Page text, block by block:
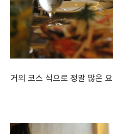
거의 코스 식으로 정말 많은